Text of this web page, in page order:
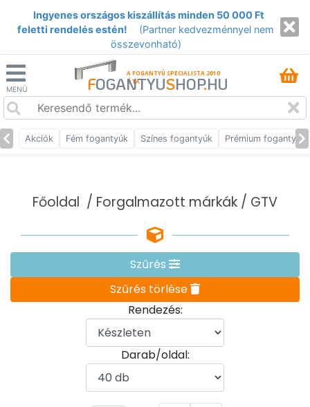
Ingyenes országos kiszállítás minden 50 000 Ft
feletti rendelés estén!
(Partner kedvezménnyel nem
összevonható)
MENÜ
A FOGANTYÚ SPECIALISTA 2010
ÓTA
FOGANTYUSHOP.HU
Akciók Fém fogantyúk Színes fogantyúk Prémium fogantyúk
Főoldal / Forgalmazott márkák / GTV
Szűrés
Szűrés törlése
Rendezés:
Darab/oldal: